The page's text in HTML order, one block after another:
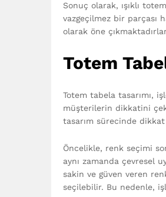
Sonuç olarak, ışıklı
vazgeçilmez bir parçası
olarak öne
Totem
Totem tabela tasarımı,
müşterilerin dikkatini
tasarım sürecinde
Öncelikle, renk seçimi
aynı zamanda çevresel
sakin ve güven veren
seçilebilir. Bu nedenle,